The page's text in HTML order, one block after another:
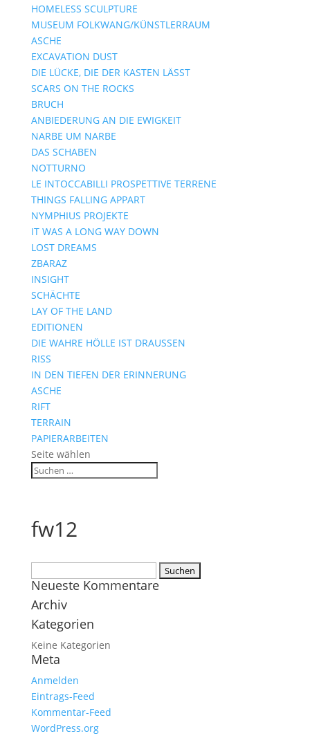
HOMELESS SCULPTURE
MUSEUM FOLKWANG/KÜNSTLERRAUM
ASCHE
EXCAVATION DUST
DIE LÜCKE, DIE DER KASTEN LÄSST
SCARS ON THE ROCKS
BRUCH
ANBIEDERUNG AN DIE EWIGKEIT
NARBE UM NARBE
DAS SCHABEN
NOTTURNO
LE INTOCCABILLI PROSPETTIVE TERRENE
THINGS FALLING APPART
NYMPHIUS PROJEKTE
IT WAS A LONG WAY DOWN
LOST DREAMS
ZBARAZ
INSIGHT
SCHÄCHTE
LAY OF THE LAND
EDITIONEN
DIE WAHRE HÖLLE IST DRAUSSEN
RISS
IN DEN TIEFEN DER ERINNERUNG
ASCHE
RIFT
TERRAIN
PAPIERARBEITEN
Seite wählen
fw12
nach:
Neueste Kommentare
Archiv
Kategorien
Keine Kategorien
Meta
Anmelden
Eintrags-Feed
Kommentar-Feed
WordPress.org